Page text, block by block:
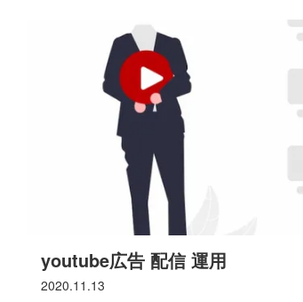
2020.11.13
youtube広告 配信 運用